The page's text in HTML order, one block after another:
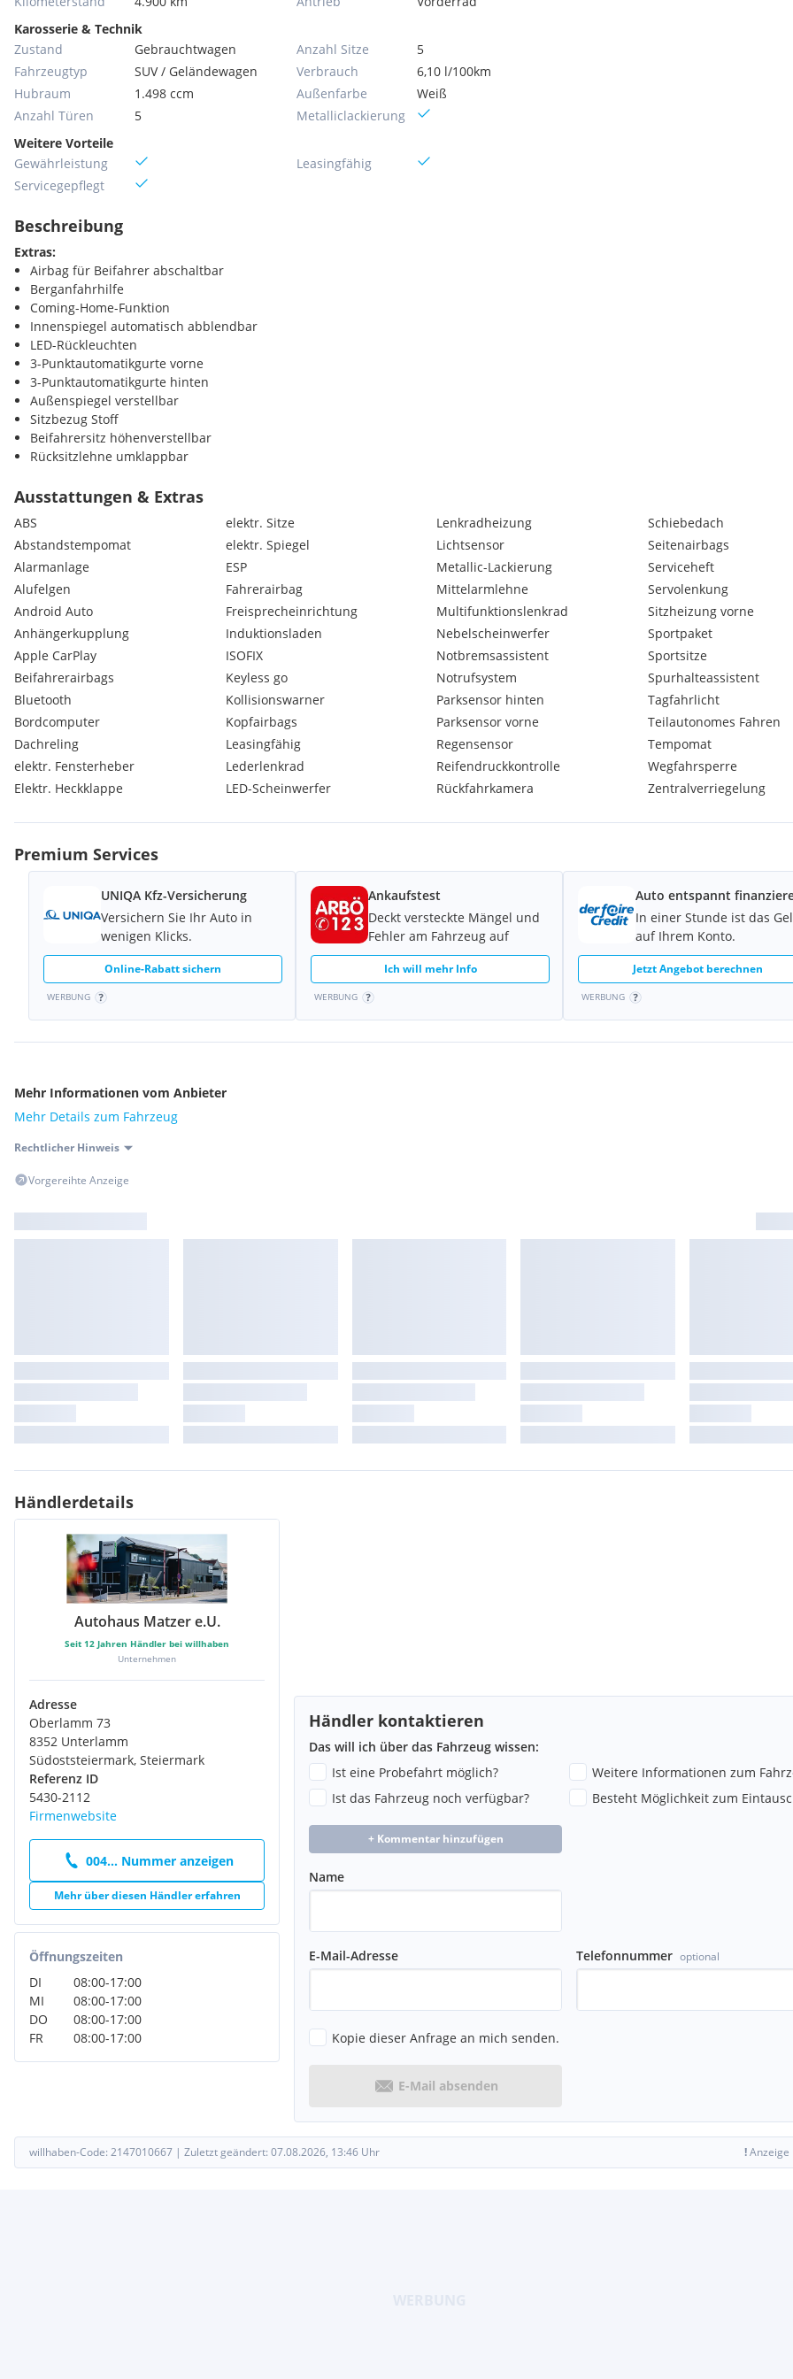
Karosserie & Technik
Zustand
Gebrauchtwagen
Fahrzeugtyp
SUV / Geländewagen
Hubraum
1.498 ccm
Anzahl Türen
5
Anzahl Sitze
5
Verbrauch
6,10 l/100km
Außenfarbe
Weiß
Metallic­lackierung
Weitere Vorteile
Gewährleistung
Servicegepflegt
Leasingfähig
Beschreibung
Extras:
Airbag für Beifahrer abschaltbar
Berganfahrhilfe
Coming-Home-Funktion
Innenspiegel automatisch abblendbar
LED-Rückleuchten
3-Punktautomatikgurte vorne
3-Punktautomatikgurte hinten
Außenspiegel verstellbar
Sitzbezug Stoff
Beifahrersitz höhenverstellbar
Rücksitzlehne umklappbar
Heckscheibenwischer
Dachhimmel schwarz
Durchladesystem
Sprachsteuerung
Tire Mobility Set Reifendichtmittel und Kompressor
Kopfstützen im Fond
Müdigkeitserkennung
Drehzahlmesser
Außenspiegel beheizbar
Leuchtweitenregulierung
Heckspoiler
Seitenfenster ab B-Säule abgedunkelt
Radio
Sitz-Fahrer höhenverstellbar
geteilte Rückbank
Ausstattungen & Extras
ABS
Abstandstempomat
Alarmanlage
Alufelgen
Android Auto
Anhängerkupplung
Apple CarPlay
Beifahrerairbags
Bluetooth
Bordcomputer
Dachreling
elektr. Fensterheber
Elektr. Heckklappe
elektr. Sitze
elektr. Spiegel
ESP
Fahrerairbag
Freisprecheinrichtung
Induktionsladen
ISOFIX
Keyless go
Kollisionswarner
Kopfairbags
Leasingfähig
Lederlenkrad
LED-Scheinwerfer
Lenkradheizung
Lichtsensor
Metallic-Lackierung
Mittelarmlehne
Multifunktionslenkrad
Nebelscheinwerfer
Notbremsassistent
Notrufsystem
Parksensor hinten
Parksensor vorne
Regensensor
Reifendruckkontrolle
Rückfahrkamera
Schiebedach
Seitenairbags
Serviceheft
Servolenkung
Sitzheizung vorne
Sportpaket
Sportsitze
Spurhalteassistent
Tagfahrlicht
Teilautonomes Fahren
Tempomat
Wegfahrsperre
Zentralverriegelung
Premium Services
UNIQA Kfz-Versicherung
Versichern Sie Ihr Auto in
wenigen Klicks.
Online-Rabatt sichern
WERBUNG
Ankaufstest
Deckt versteckte Mängel und
Fehler am Fahrzeug auf
Ich will mehr Info
WERBUNG
Auto entspannt
In einer Stunde ist das
auf Ihrem Konto.
Jetzt Angebot berechnen
WERBUNG
Mehr Informationen vom Anbieter
Mehr Details zum Fahrzeug
Rechtlicher Hinweis
Vorgereihte Anzeige
Händlerdetails
Autohaus Matzer e.U.
Seit 12 Jahren Händler bei willhaben
Unternehmen
Adresse
Oberlamm 73
8352 Unterlamm
Südoststeiermark, Steiermark
Referenz ID
5430-2112
Firmenwebsite
004... Nummer anzeigen
Mehr über diesen Händler erfahren
Öffnungszeiten
DI
08:00-17:00
MI
08:00-17:00
DO
08:00-17:00
FR
08:00-17:00
Händler kontaktieren
Das will ich über das Fahrzeug wissen:
Ist eine Probefahrt möglich?
Weitere Informationen zum
Ist das Fahrzeug noch verfügbar?
Besteht Möglichkeit zum
+ Kommentar hinzufügen
Name
E-Mail-Adresse Telefonnummer optional
Kopie dieser Anfrage an mich senden.
E-Mail absenden
willhaben-Code: 2147010667 | Zuletzt geändert: 07.08.2026, 13:46 Uhr !Anzeige